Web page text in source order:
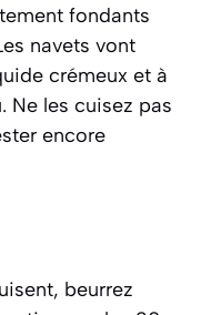
fondants
navets vont
crémeux et à
Ne les cuisez pas
encore
beurrez